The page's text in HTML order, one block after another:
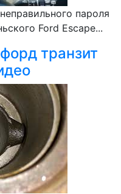
пароля
Ford Escape...
транзит